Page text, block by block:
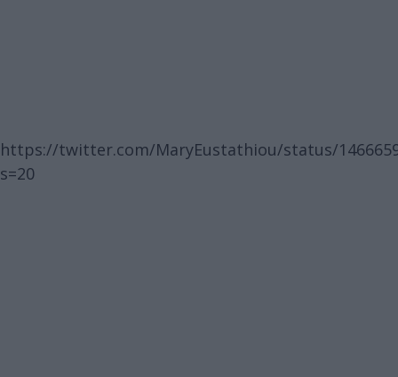
https://twitter.com/MaryEustathiou/status/
s=20